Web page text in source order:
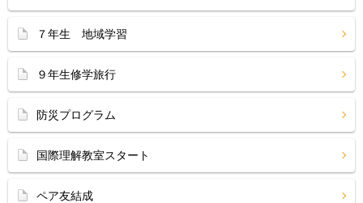
７年生 地域学習
９年生修学旅行
防災プログラム
国際理解教室スタート
ペア友結成